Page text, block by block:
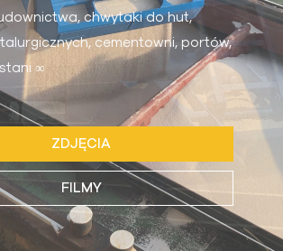
chwytaki do hut,
cementowni, portów,
∞
ZDJĘCIA
FILMY